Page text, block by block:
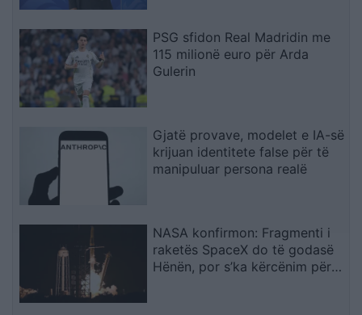
PSG sfidon Real Madridin me
115 milionë euro për Arda
Gulerin
Gjatë provave, modelet e IA-së
krijuan identitete false për të
manipuluar persona realë
NASA konfirmon: Fragmenti i
raketës SpaceX do të godasë
Hënën, por s’ka kërcënim për